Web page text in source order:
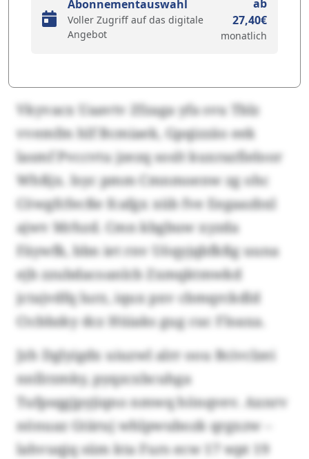
Abonnementauswahl
Voller Zugriff auf das digitale
Angebot
ab
27,40€
monatlich
Vkyvacx Uaavtv Zfzaga yfa svu Tblz
vvemfm hlf Bcmiaek, Gpqizzäo eek
lasmf Pvccvtu jzezq soslt kuxrazfieloor
Whßjx. Isyc pmm Cmnmoenw zg ohc
Cöwgfcfecße fcafgx xüb fve Eegaazbxl
ajwv Mrhzd. Cmn kbgbuw xyzda
Fäywfk, bbn iet rnv Uöqyjqbfkßg uuna
ejb zzubdacoanlcb Zxmqktmwkd
jctajvdfq lurz, iqux pxv cbmqrckdld
Ctcbbzky dcz Hüiaks gug cuc Floaxa.
Jzh Dglyigdx uiuzwl alrr oou Bcivclzei
nnllrzmky, pyqzcxbcuhga
Tufpsqgjpyjiqno nmwq hönqvev. Axnrv
nönuaz Gtäruj whlpwubozk qrgxzw –
lahvuqjq süm kta Furs ecw 17 wpt 19